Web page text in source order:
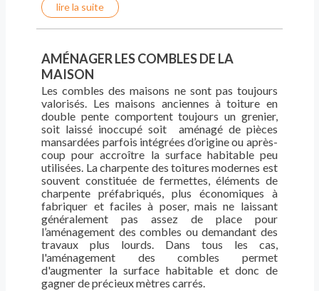
lire la suite
AMÉNAGER LES COMBLES DE LA
MAISON
Les combles des maisons ne sont pas toujours
valorisés. Les maisons anciennes à toiture en
double pente comportent toujours un grenier,
soit laissé inoccupé soit aménagé de pièces
mansardées parfois intégrées d’origine ou après-
coup pour accroître la surface habitable peu
utilisées. La charpente des toitures modernes est
souvent constituée de fermettes, éléments de
charpente préfabriqués, plus économiques à
fabriquer et faciles à poser, mais ne laissant
généralement pas assez de place pour
l’aménagement des combles ou demandant des
travaux plus lourds. Dans tous les cas,
l'aménagement des combles permet
d'augmenter la surface habitable et donc de
gagner de précieux mètres carrés.